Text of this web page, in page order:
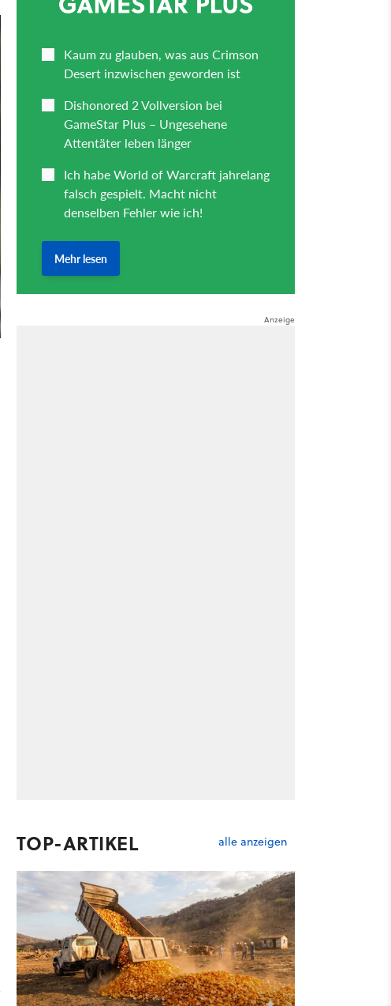
TOP-ARTIKEL alle anzeigen